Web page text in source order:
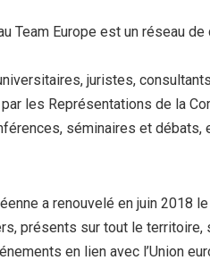
Team Europe est un réseau
juristes,
les Représentations de la
séminaires et débats,
a renouvelé en juin 2018
présents sur tout le territoire,
en lien avec l’Union